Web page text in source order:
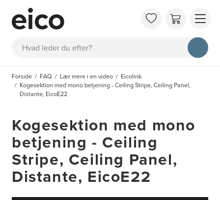
Søg
OM
FAQ
Forside FAQ Lær mere i en video
Eicolink
Kogesektion med mono betjening - Ceiling Stripe, Ceiling Panel,
Distante, EicoE22
Kogesektion med mono
betjening - Ceiling
Stripe, Ceiling Panel,
Distante, EicoE22